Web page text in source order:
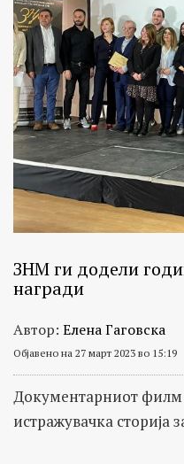
ЗНМ ги додели
награди
Автор: Елена Гаговска
Објавено на 27 март 2023 во 15:19
Документарниот филм
истражувачка сторија